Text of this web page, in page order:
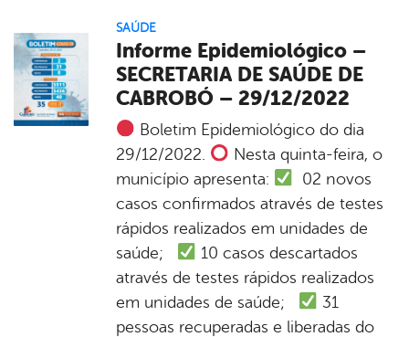
SAÚDE
Informe Epidemiológico –
SECRETARIA DE SAÚDE DE
CABROBÓ – 29/12/2022
Boletim Epidemiológico do dia
29/12/2022.
Nesta quinta-feira, o
município apresenta:
02 novos
casos confirmados através de testes
rápidos realizados em unidades de
saúde;
10 casos descartados
através de testes rápidos realizados
em unidades de saúde;
31
pessoas recuperadas e liberadas do